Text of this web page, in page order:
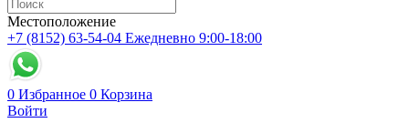
Местоположение
+7 (8152) 63-54-04 Ежедневно 9:00-18:00
0 Избранное 0 Корзина
Войти